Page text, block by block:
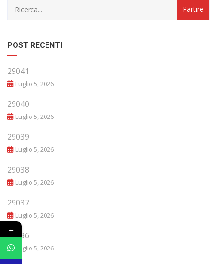
POST RECENTI
29041
Luglio 5, 2026
29040
Luglio 5, 2026
29039
Luglio 5, 2026
29038
Luglio 5, 2026
29037
Luglio 5, 2026
29036
Luglio 5, 2026
←